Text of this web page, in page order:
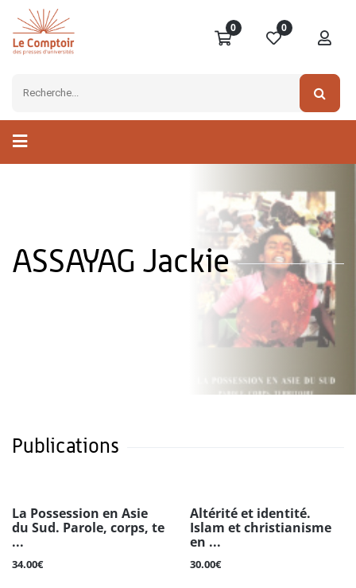
0 0
ASSAYAG Jackie
Publications
La Possession en Asie
du Sud. Parole, corps, te
...
34.00€
Altérité et identité.
Islam et christianisme
en ...
30.00€